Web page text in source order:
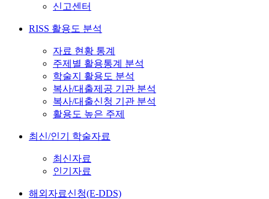
신고센터
RISS 활용도 분석
자료 현황 통계
주제별 활용통계 분석
학술지 활용도 분석
복사/대출제공 기관 분석
복사/대출신청 기관 분석
활용도 높은 주제
최신/인기 학술자료
최신자료
인기자료
해외자료신청(E-DDS)